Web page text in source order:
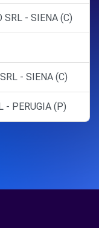
SRL - SIENA (C)
- SIENA (C)
- PERUGIA (P)